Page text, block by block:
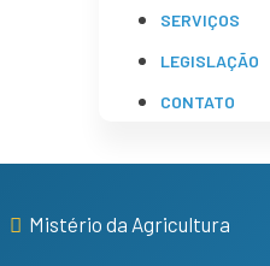
SERVIÇOS
LEGISLAÇÃO
CONTATO
Mistério da Agricultura